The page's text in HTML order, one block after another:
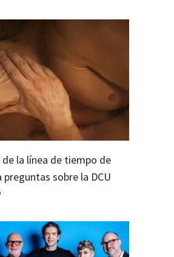
la línea de tiempo de
sobre la DCU